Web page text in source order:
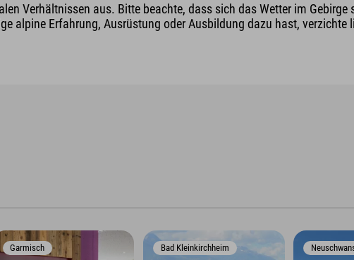
Verhältnissen aus. Bitte beachte, dass sich das Wetter im
alpine Erfahrung, Ausrüstung oder Ausbildung dazu hast, verzichte
Garmisch Bad Kleinkirchheim